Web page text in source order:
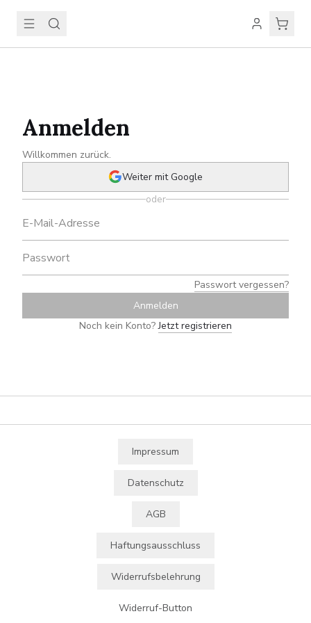
Anmelden
Willkommen zurück.
Weiter mit Google
oder
Passwort vergessen?
Anmelden
Noch kein Konto? Jetzt registrieren
Impressum
Datenschutz
AGB
Haftungsausschluss
Widerrufsbelehrung
Widerruf-Button